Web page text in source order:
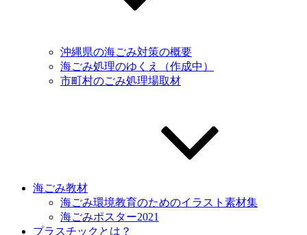
沖縄県の海ごみ対策の概要
海ごみ処理のゆくえ（作成中）
市町村のごみ処理場取材
海ごみ教材
海ごみ環境教育のためのイラスト素材集
海ごみポスター2021
プラスチックとは？